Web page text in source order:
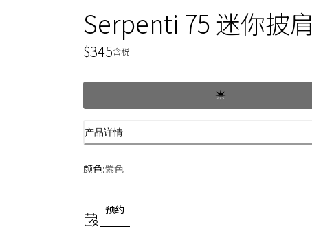
Serpenti 75 迷你披肩
$345当前价格$345
含税
产品详情
颜色:紫色
预约